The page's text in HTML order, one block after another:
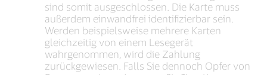
sind somit ausgeschlossen. Die Karte muss
außerdem einwandfrei identifizierbar sein.
Werden beispielsweise mehrere Karten
gleichzeitig von einem Lesegerät
wahrgenommen, wird die Zahlung
zurückgewiesen. Falls Sie dennoch Opfer von